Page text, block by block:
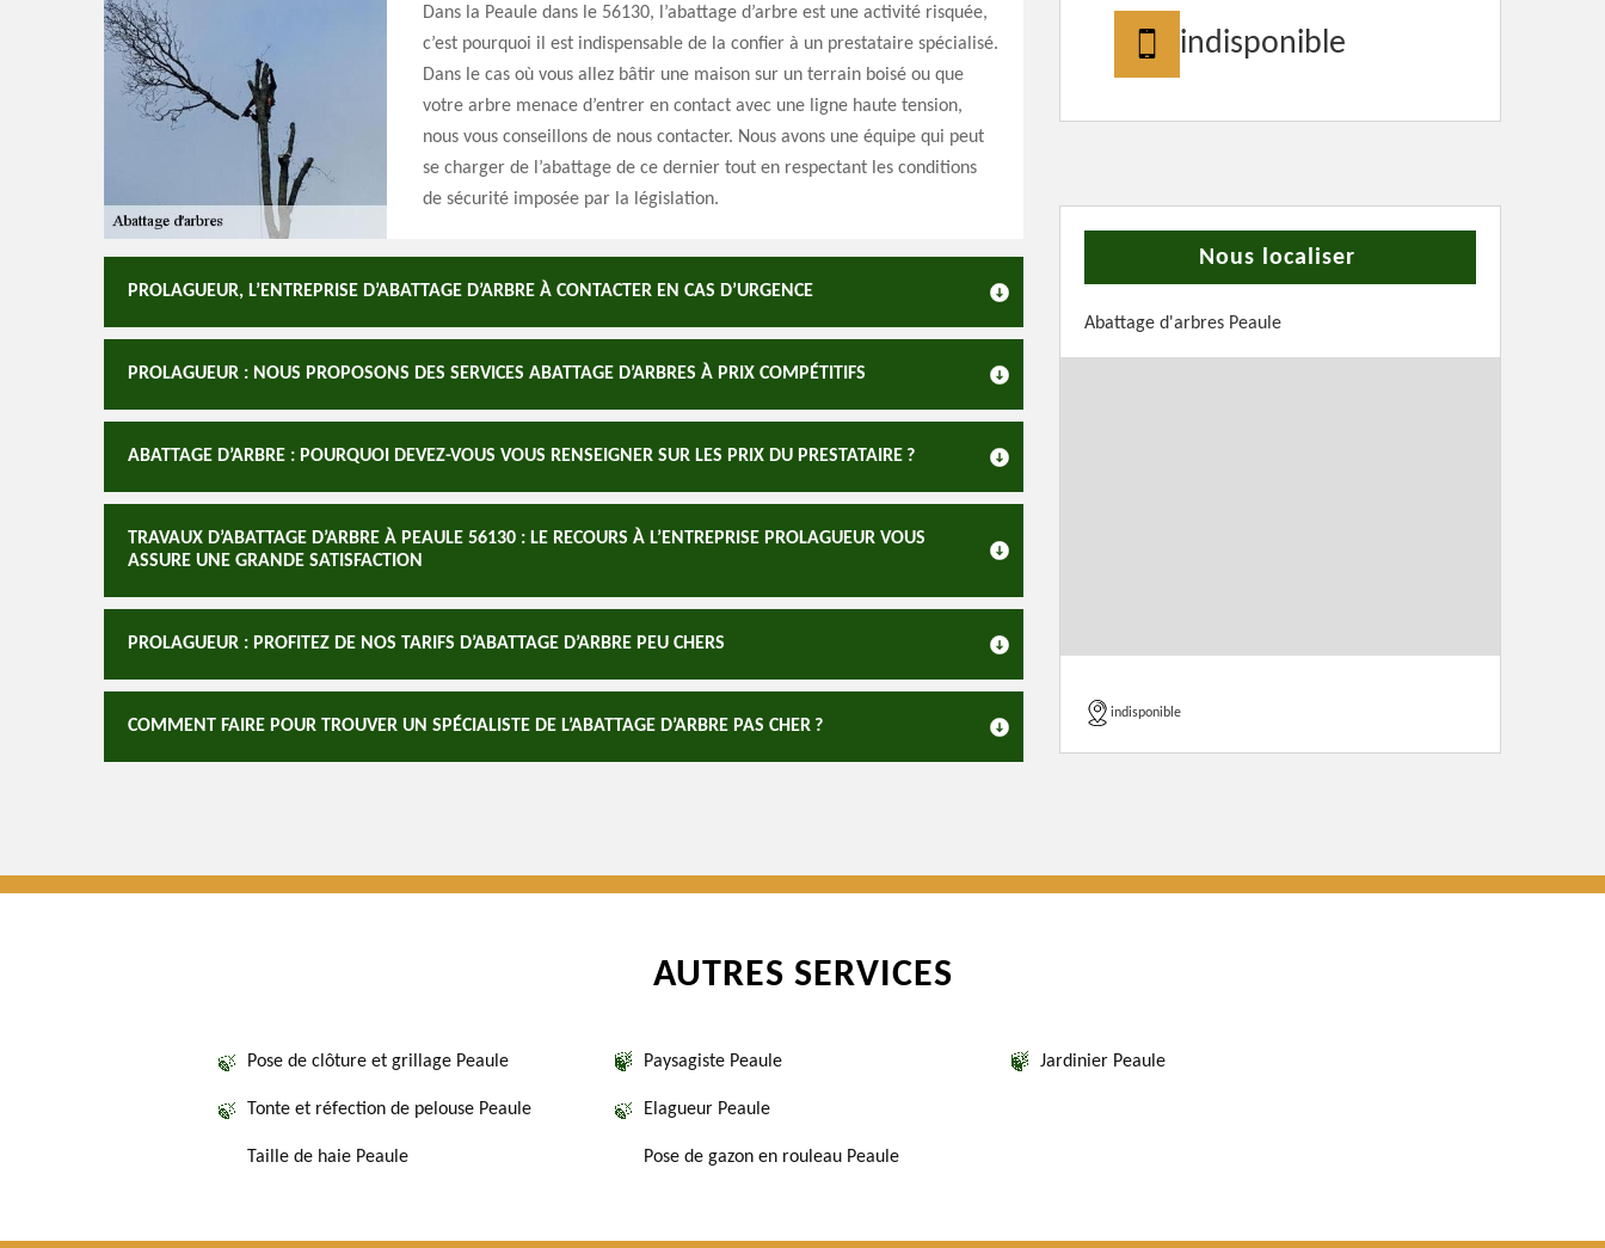
Dans la Peaule dans le 56130, l’abattage d’arbre est une activité risquée,
c’est pourquoi il est indispensable de la confier à un prestataire spécialisé.
Dans le cas où vous allez bâtir une maison sur un terrain boisé ou que
votre arbre menace d’entrer en contact avec une ligne haute tension,
nous vous conseillons de nous contacter. Nous avons une équipe qui peut
se charger de l’abattage de ce dernier tout en respectant les conditions
de sécurité imposée par la législation.
PROLAGUEUR, L’ENTREPRISE D’ABATTAGE D’ARBRE À CONTACTER EN CAS D’URGENCE
PROLAGUEUR : NOUS PROPOSONS DES SERVICES ABATTAGE D’ARBRES À PRIX COMPÉTITIFS
ABATTAGE D’ARBRE : POURQUOI DEVEZ-VOUS VOUS RENSEIGNER SUR LES PRIX DU PRESTATAIRE ?
TRAVAUX D’ABATTAGE D’ARBRE À PEAULE 56130 : LE RECOURS À L’ENTREPRISE PROLAGUEUR VOUS
ASSURE UNE GRANDE SATISFACTION
PROLAGUEUR : PROFITEZ DE NOS TARIFS D’ABATTAGE D’ARBRE PEU CHERS
COMMENT FAIRE POUR TROUVER UN SPÉCIALISTE DE L’ABATTAGE D’ARBRE PAS CHER ?
indisponible
Nous localiser
Abattage d'arbres Peaule
indisponible
AUTRES SERVICES
Pose de clôture et grillage Peaule
Tonte et réfection de pelouse Peaule
Taille de haie Peaule
Paysagiste Peaule
Elagueur Peaule
Pose de gazon en rouleau Peaule
Jardinier Peaule